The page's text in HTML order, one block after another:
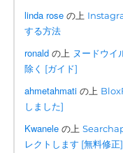
linda rose の上
する方法
ronald の上 ヌードウイ
除く [ガイド]
ahmetahmati の上
しました]
Kwanele の上
レクトします [無料修正]